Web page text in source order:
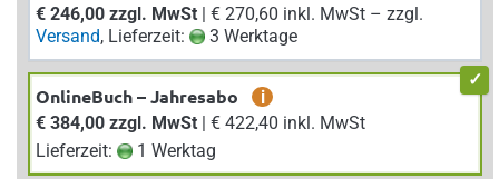
€ 246,00 zzgl. MwSt
| € 270,60 inkl. MwSt – zzgl.
Versand, Lieferzeit: 3 Werktage
OnlineBuch – Jahresabo
i
€ 384,00 zzgl. MwSt
| € 422,40 inkl. MwSt
Lieferzeit:
1 Werktag